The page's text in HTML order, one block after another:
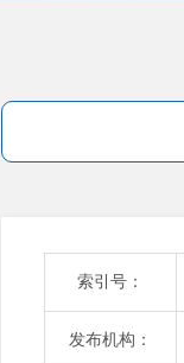
索引号：
发布机构：